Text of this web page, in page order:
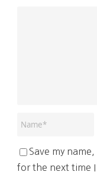
Save my
for the next time I